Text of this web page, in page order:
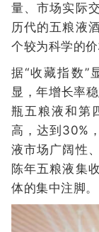
量、市场实际
历代的五粮液
个较为科学的
据“收藏指数”
显，年增长率
瓶五粮液和第
高，达到30%
液市场广阔性
陈年五粮液集
体的集中注脚。